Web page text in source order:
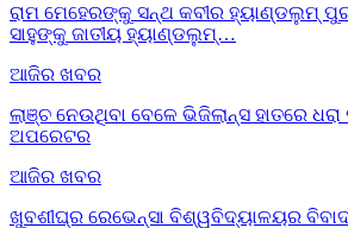
ରାମ ମେହେରଙ୍କୁ ସନ୍ଥ କବୀର ହ୍ୟାଣ୍ଡଲୁମ୍
ସାହୁଙ୍କୁ ଜାତୀୟ ହ୍ୟାଣ୍ଡଲୁମ୍…
ଆଜିର ଖବର
ଲାଞ୍ଚ ନେଉଥିବା ବେଳେ ଭିଜିଲାନ୍ସ ହାତରେ
ଅପରେଟର
ଆଜିର ଖବର
ଖୁବଶୀଘ୍ର ରେଭେନ୍ସା ବିଶ୍ୱବିଦ୍ୟାଳୟର ବିବାଦ